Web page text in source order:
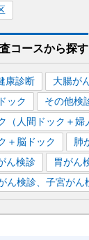
コースから探す
康診断 大腸が
ック
その他検
（人間ドック＋婦
＋脳ドック
肺
ん検診
胃がん
ん検診、子宮がん